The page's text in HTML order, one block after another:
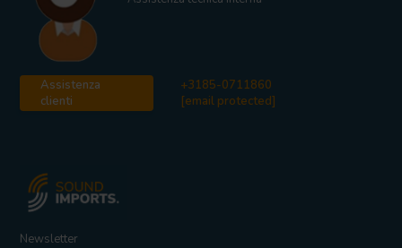
Assistenza
clienti
+3185-0711860
[email protected]
Newsletter